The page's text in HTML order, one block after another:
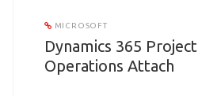
MICROSOFT
Dynamics 365 Project
Operations Attach